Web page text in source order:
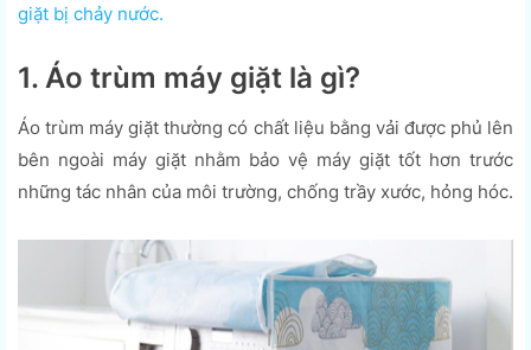
giặt bị chảy nước.
1. Áo trùm máy giặt là gì?
Áo trùm máy giặt thường có chất liệu bằng vải được phủ lên
bên ngoài máy giặt nhằm bảo vệ máy giặt tốt hơn trước
những tác nhân của môi trường, chống trầy xước, hỏng hóc.